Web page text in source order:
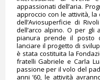
appassionati dell’aria.
approccio con le attività,
dell’Aviosuperficie di
dell’arco alpino. O per gli
pianura prende il posto
lanciare il progetto di
è stata costituita la
fratelli Gabriele e Carla
passione per il volo del
anni ’60, le attività